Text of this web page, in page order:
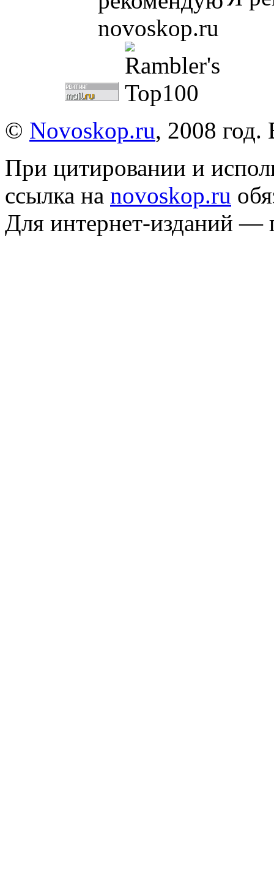
© Novoskop.ru, 2008
При цитировании и
ссылка на novoskop.ru
Для интернет-изданий —